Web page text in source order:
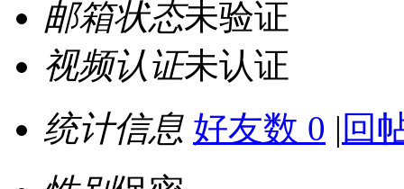
邮箱状态未验证
视频认证未认证
统计信息 好友数 0 | 回